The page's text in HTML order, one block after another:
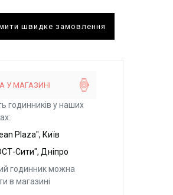
швидке замовлення
У МАГАЗИНІ
годинників у наших
Plaza", Київ
Сити", Дніпро
годинник можна
в магазині